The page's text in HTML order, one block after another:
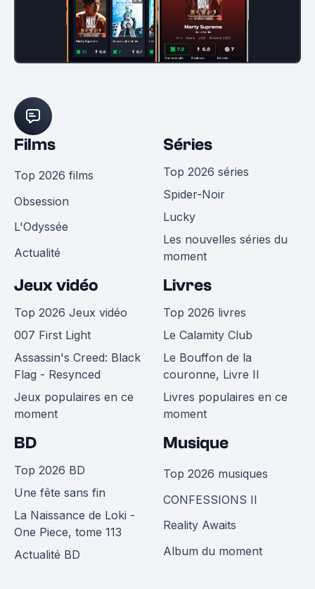
Films
Top 2026 films
Obsession
L'Odyssée
Actualité
Séries
Top 2026 séries
Spider-Noir
Lucky
Les nouvelles séries du
moment
Jeux vidéo
Top 2026 Jeux vidéo
007 First Light
Assassin's Creed: Black
Flag - Resynced
Jeux populaires en ce
moment
Livres
Top 2026 livres
Le Calamity Club
Le Bouffon de la
couronne, Livre II
Livres populaires en ce
moment
BD
Top 2026 BD
Une fête sans fin
La Naissance de Loki -
One Piece, tome 113
Actualité BD
Musique
Top 2026 musiques
CONFESSIONS II
Reality Awaits
Album du moment